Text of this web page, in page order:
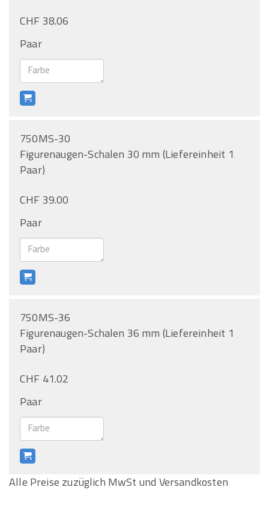
CHF 38.06
Paar
750MS-30
Figurenaugen-Schalen 30 mm (Liefereinheit 1
Paar)
CHF 39.00
Paar
750MS-36
Figurenaugen-Schalen 36 mm (Liefereinheit 1
Paar)
CHF 41.02
Paar
Alle Preise zuzüglich MwSt und Versandkosten